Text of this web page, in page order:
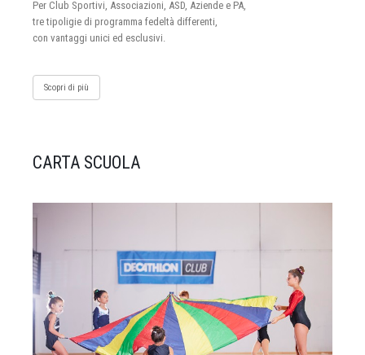
Per Club Sportivi, Associazioni, ASD, Aziende e PA,
tre tipoligie di programma fedeltà differenti,
con vantaggi unici ed esclusivi.
Scopri di più
CARTA SCUOLA